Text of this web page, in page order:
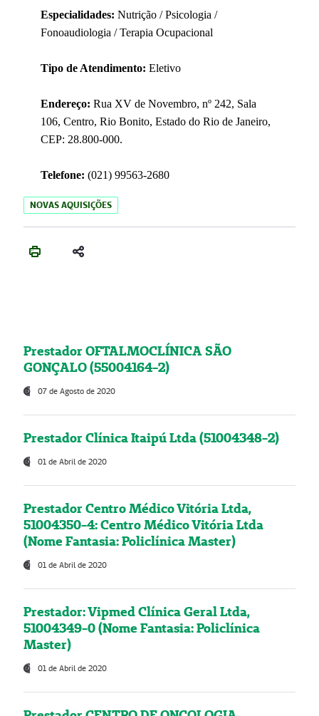
Especialidades: Nutrição / Psicologia /
Fonoaudiologia / Terapia Ocupacional
Tipo de Atendimento: Eletivo
Endereço: Rua XV de Novembro, nº 242, Sala
106, Centro, Rio Bonito, Estado do Rio de Janeiro,
CEP: 28.800-000.
Telefone: (021) 99563-2680
NOVAS AQUISIÇÕES
Prestador OFTALMOCLÍNICA SÃO
GONÇALO (55004164-2)
07 de Agosto de 2020
Prestador Clínica Itaipú Ltda (51004348-2)
01 de Abril de 2020
Prestador Centro Médico Vitória Ltda,
51004350-4: Centro Médico Vitória Ltda
(Nome Fantasia: Policlínica Master)
01 de Abril de 2020
Prestador: Vipmed Clínica Geral Ltda,
51004349-0 (Nome Fantasia: Policlínica
Master)
01 de Abril de 2020